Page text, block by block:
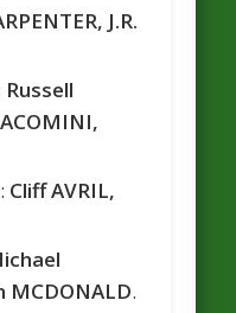
J.R.
Russell
Cliff AVRIL,
MCDONALD.